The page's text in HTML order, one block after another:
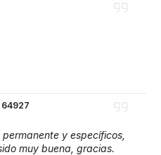
y específicos,
muy buena, gracias.